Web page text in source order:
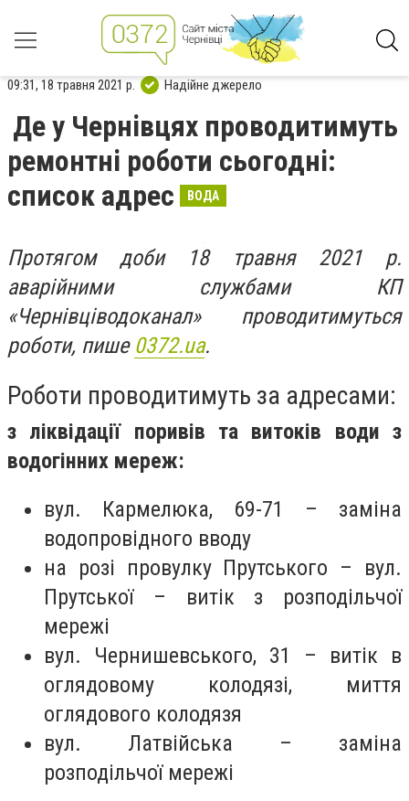
09:31, 18 травня 2021 р. Надійне джерело
Де у Чернівцях проводитимуть
ремонтні роботи сьогодні:
список адрес
ВОДА
Протягом доби 18 травня 2021 р.
аварійними службами КП
«Чернівціводоканал» проводитимуться
роботи, пише 0372.ua.
Роботи проводитимуть за адресами:
з ліквідації поривів та витоків води з
водогінних мереж:
вул. Кармелюка, 69-71 – заміна
водопровідного вводу
на розі провулку Прутського – вул.
Прутської – витік з розподільчої
мережі
вул. Чернишевського, 31 – витік в
оглядовому колодязі, миття
оглядового колодязя
вул. Латвійська – заміна
розподільчої мережі